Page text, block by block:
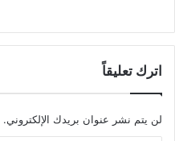
اترك تعليقاً
لن يتم نشر عنوان بريدك الإلكتروني.